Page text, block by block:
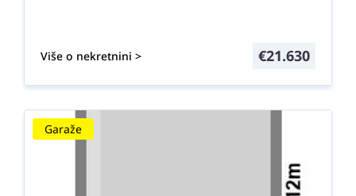
Više o nekretnini > €21.630
Garaže